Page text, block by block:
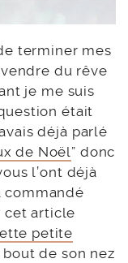
terminer mes
du rêve
je me suis
était
déjà parlé
de Noël” donc
l’ont déjà
commandé
cet article
petite
de son nez